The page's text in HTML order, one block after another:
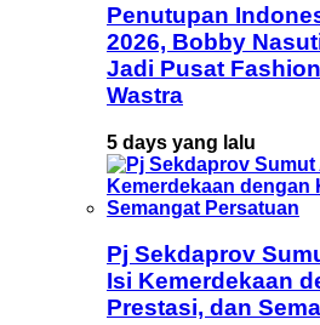
Penutupan
2026, Bobby
Jadi Pusat
Wastra
5 days yang lalu
Pj Sekdaprov
Isi Kemerdekaan
Prestasi, dan